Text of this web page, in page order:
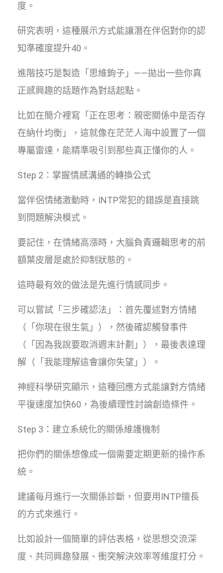
度。
研究表明，這種展示方式能讓潛在伴侶對你的認
知準確度提升40。
進階技巧是製造「思維鉤子」——拋出一些你真
正感興趣的話題作為對話起點。
比如在簡介裡寫「正在思考：親密關係中是否存
在納什均衡」，這就像在茫茫人海中設置了一個
專屬雷達，能精準吸引到那些真正懂你的人。
Step 2：掌握情感溝通的轉換公式
當伴侶情緒激動時，INTP常犯的錯誤是直接跳
到問題解決模式。
要記住，在情緒高漲時，大腦負責邏輯思考的前
額葉皮層是處於抑制狀態的。
這時最有效的做法是先進行情感同步。
可以嘗試「三步確認法」：首先覆述對方情緒
（「你現在很生氣」），然後確認觸發事件
（「因為我說要取消週末計劃」），最後表達理
解（「我能理解這會讓你失望」）。
神經科學研究顯示，這種回應方式能讓對方情緒
平復速度加快60，為後續理性討論創造條件。
Step 3：建立系統化的關係維護機制
把你們的關係想像成一個需要定期更新的操作系
統。
建議每月進行一次關係診斷，但要用INTP擅長
的方式來進行。
比如設計一個簡單的評估表格，從思想交流深
度、共同興趣發展、衝突解決效率等維度打分。